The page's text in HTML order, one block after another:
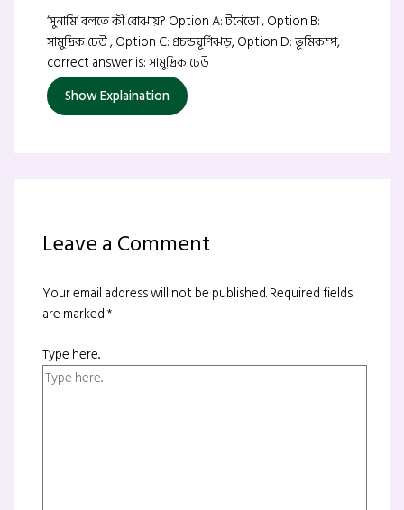
‘সুনামি’ বলতে কী বোঝায়? Option A: টর্নেডো , Option B:
সামুদ্রিক ঢেউ , Option C: প্রচন্ডঘূর্ণিঝড়, Option D: ভূমিকম্প,
correct answer is: সামুদ্রিক ঢেউ
Show Explaination
Leave a Comment
Your email address will not be published.Required fields
are marked*
Type here..